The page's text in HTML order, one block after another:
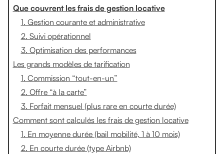
Que couvrent les frais de gestion locative
1. Gestion courante et administrative
2. Suivi opérationnel
3. Optimisation des performances
Les grands modèles de tarification
1. Commission “tout-en-un”
2. Offre “à la carte”
3. Forfait mensuel (plus rare en courte durée)
Comment sont calculés les frais de gestion locative
1. En moyenne durée (bail mobilité, 1 à 10 mois)
2. En courte durée (type Airbnb)